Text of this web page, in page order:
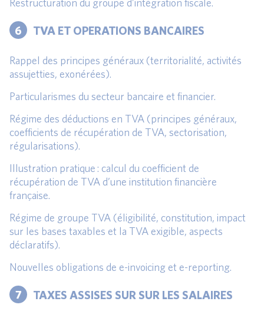
Restructuration du groupe d’intégration fiscale.
6 TVA ET OPERATIONS BANCAIRES
Rappel des principes généraux (territorialité, activités
assujetties, exonérées).
Particularismes du secteur bancaire et financier.
Régime des déductions en TVA (principes généraux,
coefficients de récupération de TVA, sectorisation,
régularisations).
Illustration pratique : calcul du coefficient de
récupération de TVA d’une institution financière
française.
Régime de groupe TVA (éligibilité, constitution, impact
sur les bases taxables et la TVA exigible, aspects
déclaratifs).
Nouvelles obligations de e-invoicing et e-reporting.
7 TAXES ASSISES SUR SUR LES SALAIRES